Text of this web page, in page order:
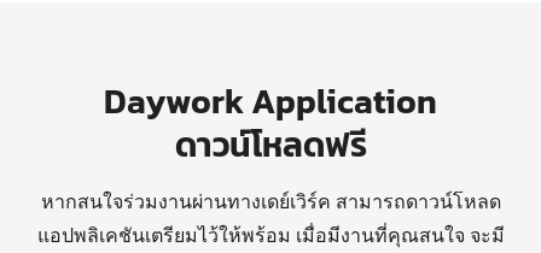
Daywork Application
ดาวน์โหลดฟรี
หากสนใจร่วมงานผ่านทางเดย์เวิร์ค สามารถดาวน์โหลด
แอปพลิเคชันเตรียมไว้ให้พร้อม เมื่อมีงานที่คุณสนใจ จะมี